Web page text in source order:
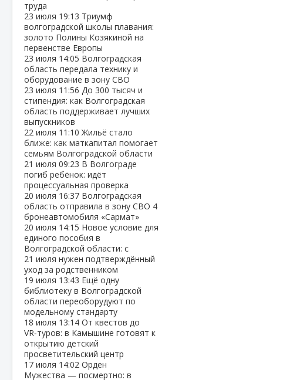
труда
23 июля 19:13 Триумф
волгоградской школы плавания:
золото Полины Козякиной на
первенстве Европы
23 июля 14:05 Волгоградская
область передала технику и
оборудование в зону СВО
23 июля 11:56 До 300 тысяч и
стипендия: как Волгоградская
область поддерживает лучших
выпускников
22 июля 11:10Жильё стало
ближе: как маткапитал помогает
семьям Волгоградской области
21 июля 09:23 В Волгограде
погиб ребёнок: идёт
процессуальная проверка
20 июля 16:37 Волгоградская
область отправила в зону СВО 4
бронеавтомобиля «Сармат»
20 июля 14:15 Новое условие для
единого пособия в
Волгоградской области: с
21 июля нужен подтверждённый
уход за родственником
19 июля 13:43 Ещё одну
библиотеку в Волгоградской
области переоборудуют по
модельному стандарту
18 июля 13:14 От квестов до
VR‑туров: в Камышине готовят к
открытию детский
просветительский центр
17 июля 14:02 Орден
Мужества — посмертно: в